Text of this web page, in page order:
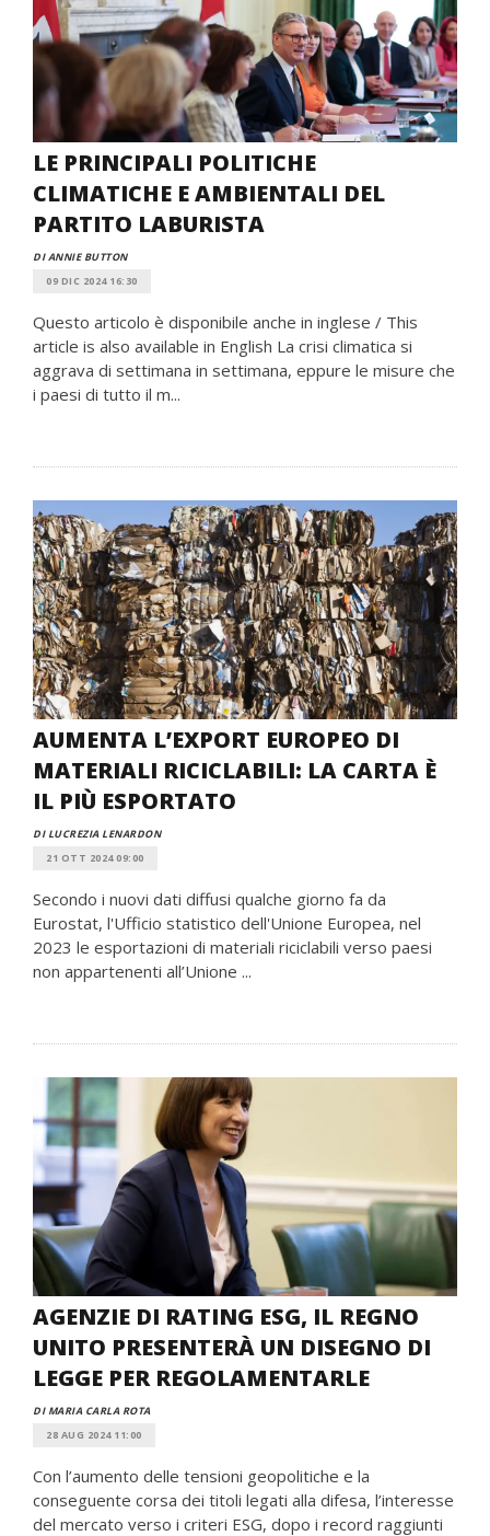
LE PRINCIPALI POLITICHE
CLIMATICHE E AMBIENTALI DEL
PARTITO LABURISTA
DI ANNIE BUTTON
09 DIC 2024 16:30
Questo articolo è disponibile anche in inglese / This
article is also available in English La crisi climatica si
aggrava di settimana in settimana, eppure le misure che
i paesi di tutto il m...
AUMENTA L’EXPORT EUROPEO DI
MATERIALI RICICLABILI: LA CARTA È
IL PIÙ ESPORTATO
DI LUCREZIA LENARDON
21 OTT 2024 09:00
Secondo i nuovi dati diffusi qualche giorno fa da
Eurostat, l'Ufficio statistico dell'Unione Europea, nel
2023 le esportazioni di materiali riciclabili verso paesi
non appartenenti all’Unione ...
AGENZIE DI RATING ESG, IL REGNO
UNITO PRESENTERÀ UN DISEGNO DI
LEGGE PER REGOLAMENTARLE
DI MARIA CARLA ROTA
28 AUG 2024 11:00
Con l’aumento delle tensioni geopolitiche e la
conseguente corsa dei titoli legati alla difesa, l’interesse
del mercato verso i criteri ESG, dopo i record raggiunti